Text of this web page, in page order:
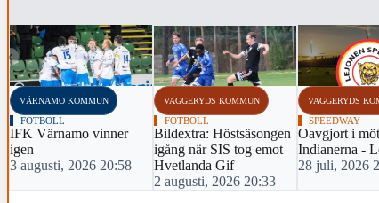
‹
VÄRNAMO KOMMUN
FOTBOLL
IFK Värnamo vinner
igen
3 augusti, 2026 20:58
VAGGERYDS KOMMUN
FOTBOLL
Bildextra: Höstsäsongen
igång när SIS tog emot
Hvetlanda Gif
2 augusti, 2026 20:33
VAGGERYDS
SPEEDWAY
Oavgjort i
Indianerna -
28 juli, 2026